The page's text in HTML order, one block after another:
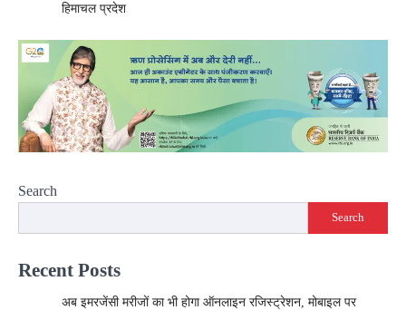
हिमाचल प्रदेश
Search
Search
Recent Posts
अब इमरजेंसी मरीजों का भी होगा ऑनलाइन रजिस्ट्रेशन, मोबाइल पर